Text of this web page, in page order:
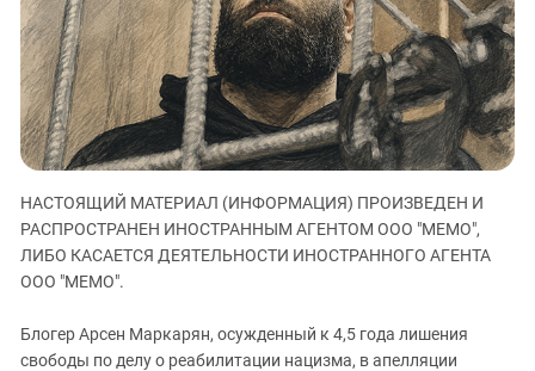
ЗАСТАВЛЯЕТ
КАВКАЗ ЗА ПАЛЕСТИНУ
ИНАКОМЫСЛИЕ В ЧЕЧНЕ
ПРЕСЛЕДОВАНИЕ АКТИВИСТОВ
МОБИЛИЗАЦИЯ И ПРОТЕСТЫ
Дагестан
Ингушетия
Кабардино-Балкария
Калмыкия
Карачаево-Черкесия
Краснодарский край
Российская Федерация
Северная Осетия - Алания
НАСТОЯЩИЙ МАТЕРИАЛ (ИНФОРМАЦИЯ) ПРОИЗВЕДЕН И
РАСПРОСТРАНЕН ИНОСТРАННЫМ АГЕНТОМ ООО "МЕМО",
ЛИБО КАСАЕТСЯ ДЕЯТЕЛЬНОСТИ ИНОСТРАННОГО АГЕНТА
ООО "МЕМО".
Блогер Арсен Маркарян, осужденный к 4,5 года лишения
свободы по делу о реабилитации нацизма, в апелляции